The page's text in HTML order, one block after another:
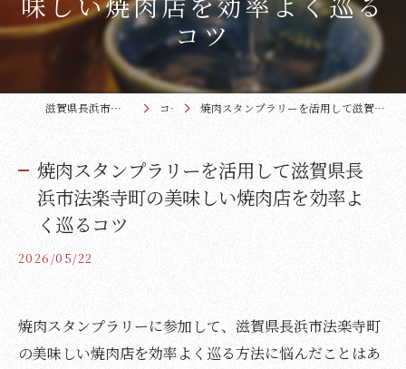
コツ
滋賀県長浜市の焼肉なら近江牛本家まるさ コラム 焼肉スタンプラリーを活用して滋賀県長浜市法楽寺町の美味しい焼肉店を効率よく巡るコツ
焼肉スタンプラリーを活用して滋賀県長
浜市法楽寺町の美味しい焼肉店を効率よ
く巡るコツ
2026/05/22
焼肉スタンプラリーに参加して、滋賀県長浜市法楽寺町
の美味しい焼肉店を効率よく巡る方法に悩んだことはあ